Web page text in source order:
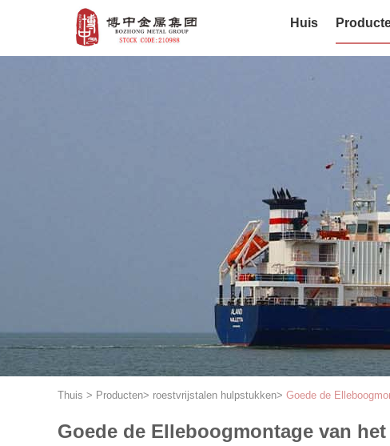
Huis
Thuis > Producten> roestvrijstalen hulpstukken> Goede de
Goede de Elleboogmontage van